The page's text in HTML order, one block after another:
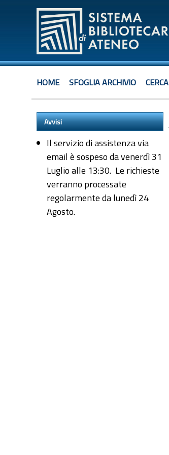
HOME SFOGLIA ARCHIVIO CERCA
Avvisi
Il servizio di assistenza via
email è sospeso da venerdì 31
Luglio alle 13:30. Le richieste
verranno processate
regolarmente da lunedì 24
Agosto.